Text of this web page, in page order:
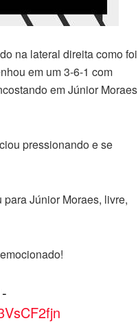
na lateral direita como foi
em um 3-6-1 com
em Júnior Moraes
pressionando e se
Júnior Moraes, livre,